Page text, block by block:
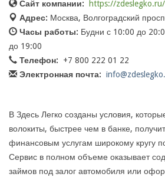
Сайт компании:
https://zdeslegko.ru/
Адрес: Москва, Волгоградский
Часы работы: Будни с 10:00 до
до 19:00
Телефон:
+7 800 222 01 22
Электронная почта:
В Здесь Легко созданы условия,
волокиты, быстрее чем в банке,
финансовым услугам широкому кругу
Сервис в полном объеме оказывает
займов под залог автомобиля или